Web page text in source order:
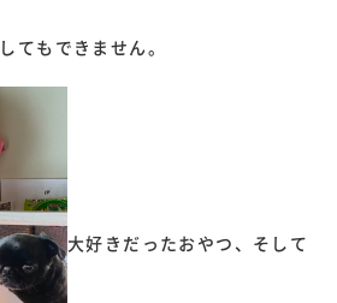
てもできません。
大好きだったおやつ、そして